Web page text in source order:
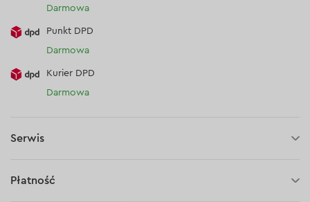
Darmowa
Punkt DPD
Darmowa
Kurier DPD
Darmowa
Serwis
Płatność